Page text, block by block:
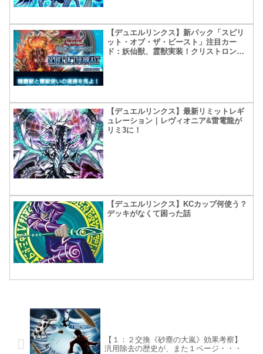
【デュエルリンクス】新パック「スピリ
ット・オブ・ザ・ビースト」注目カー
ド：妖仙獣、霊獣実装！クリストロン更
【デュエルリンクス】最新リミットレギ
ュレーション｜レヴィオニア&雷電龍が
リミ3に！
【デュエルリンクス】KCカップ何使う？
デッキがなくて困った話
【１：２交換《砂塵の大嵐》効果考察】
汎用除去の歴史が、また１ページ・・・